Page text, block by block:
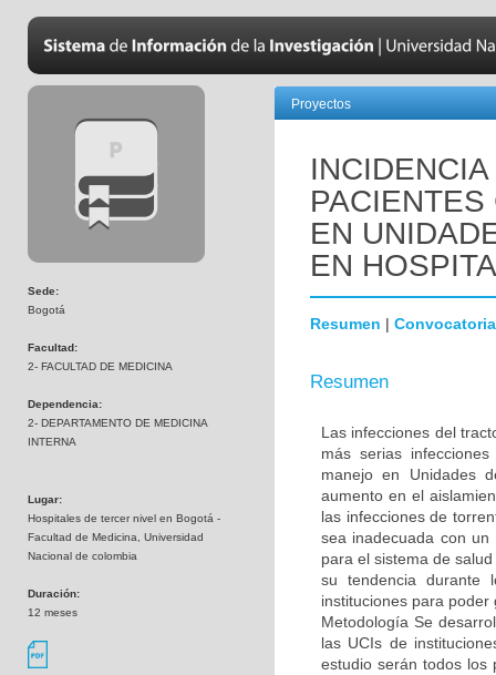
Sede:
Bogotá
Facultad:
2- FACULTAD DE MEDICINA
Dependencia:
2- DEPARTAMENTO DE MEDICINA
INTERNA
Lugar:
Hospitales de tercer nivel en Bogotá -
Facultad de Medicina, Universidad
Nacional de colombia
Duración:
12 meses
Proyectos
EN
EN
Resumen | Convocatoria
Resumen
Las infecciones del
más serias
manejo en Unidades
aumento en el
las infecciones de
sea inadecuada con
para el sistema de
su tendencia durante
instituciones para
Metodología Se
las UCIs de
estudio serán todos los